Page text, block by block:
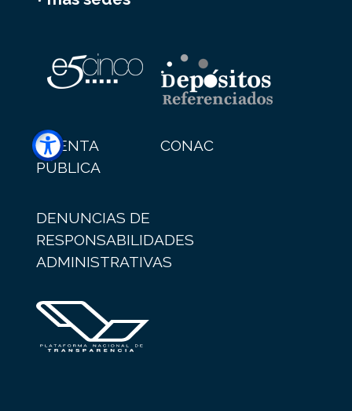
CUENTA
PÚBLICA
CONAC
DENUNCIAS DE
RESPONSABILIDADES
ADMINISTRATIVAS